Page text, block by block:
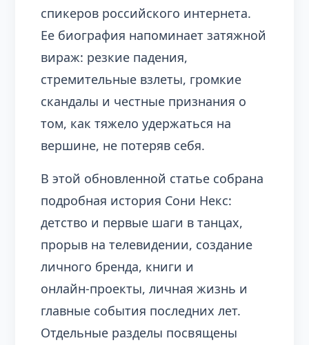
спикеров российского интернета.
Ее биография напоминает затяжной
вираж: резкие падения,
стремительные взлеты, громкие
скандалы и честные признания о
том, как тяжело удержаться на
вершине, не потеряв себя.
В этой обновленной статье собрана
подробная история Сони Некс:
детство и первые шаги в танцах,
прорыв на телевидении, создание
личного бренда, книги и
онлайн‑проекты, личная жизнь и
главные события последних лет.
Отдельные разделы посвящены